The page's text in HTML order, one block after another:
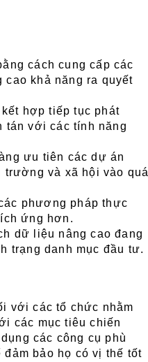
cách cung cấp các
khả năng ra quyết
hợp tiếp tục phát
tán với các tính năng
ưu tiên các dự án
và xã hội vào quá
phương pháp thực
ứng hơn.
dữ liệu nâng cao đang
trạng danh mục đầu tư.
với các tổ chức nhằm
các mục tiêu chiến
các công cụ phù
bảo họ có vị thế tốt